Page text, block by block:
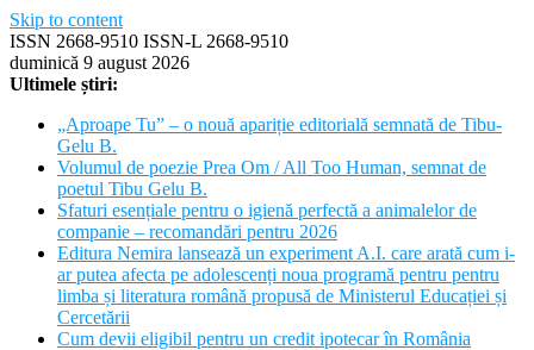
Skip to content
ISSN 2668-9510 ISSN-L 2668-9510
duminică 9 august 2026
Ultimele știri:
„Aproape Tu” – o nouă apariție editorială semnată de Tibu-
Gelu B.
Volumul de poezie Prea Om / All Too Human, semnat de
poetul Tibu Gelu B.
Sfaturi esențiale pentru o igienă perfectă a animalelor de
companie – recomandări pentru 2026
Editura Nemira lansează un experiment A.I. care arată cum i-
ar putea afecta pe adolescenți noua programă pentru pentru
limba și literatura română propusă de Ministerul Educației și
Cercetării
Cum devii eligibil pentru un credit ipotecar în România